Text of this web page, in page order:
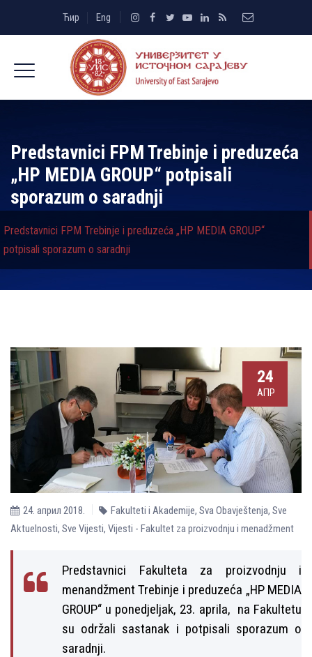
Ћир Eng
Predstavnici FPM Trebinje i preduzeća
„HP MEDIA GROUP“ potpisali
sporazum o saradnji
Predstavnici FPM Trebinje i preduzeća „HP MEDIA GROUP“
potpisali sporazum o saradnji
24
АПР
24. април 2018. Fakulteti i Akademije, Sva Obavještenja, Sve
Aktuelnosti, Sve Vijesti, Vijesti - Fakultet za proizvodnju i menadžment
Predstavnici Fakulteta za proizvodnju i
menandžment Trebinje i preduzeća „HP MEDIA
GROUP“ u ponedjelјak, 23. aprila, na Fakultetu
su održali sastanak i potpisali sporazum o
saradnji.